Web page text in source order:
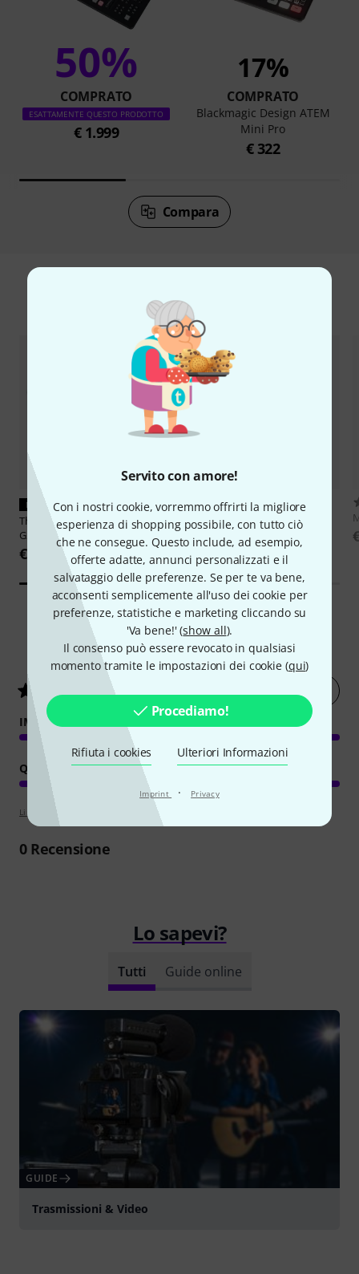
Servito con amore!
Con i nostri cookie, vorremmo offrirti la migliore
esperienza di shopping possibile, con tutto ciò
che ne consegue. Questo include, ad esempio,
offerte adatte, annunci personalizzati e il
salvataggio delle preferenze. Se per te va bene,
acconsenti semplicemente all'uso dei cookie per
preferenze, statistiche e marketing cliccando su
'Va bene!' (show all).
Il consenso può essere revocato in qualsiasi
momento tramite le impostazioni dei cookie (qui)
Procediamo!
Rifiuta i cookies Ulteriori Informazioni
Imprint · Privacy
50%
COMPRATO
ESATTAMENTE QUESTO PRODOTTO
€ 1.999
17%
COMPRATO
Blackmagic Design ATEM
Mini Pro
€ 322
Compara
Accessori e articoli coordinati
MATCH PERFETTO
Thon
Case ATEM Mini Extreme
G2
€ 183
Flyht Pro WP Safe Box 3 IP65
€ 39
1Valutazioni dei clienti
5/ 5
IMMAGINE/SUONO
QUALITÀ
Linee guida per la valutazione
0Recensione
Lo sapevi?
Tutti Guide online
GUIDE
Trasmissioni & Video